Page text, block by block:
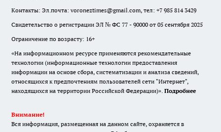
Контакты: Эл.почта: voroneztimes@gmail.com, тел: +7 985 814 3429
Свидетельство о регистрации ЭЛ № ФС 77 - 90000 от 05 сентября 2025
Ограничение по возрасту: 16+
«На информационном ресурсе применяются рекомендательные
технологии (информационные технологии предоставления
информации на основе сбора, систематизации и анализа сведений,
относящихся к предпочтениям пользователей сети "Интернет",
находящихся на территории Российской Федерации)». Подробнее
Внимание!
Вся информация, размещенная на данном сайте, охраняется в